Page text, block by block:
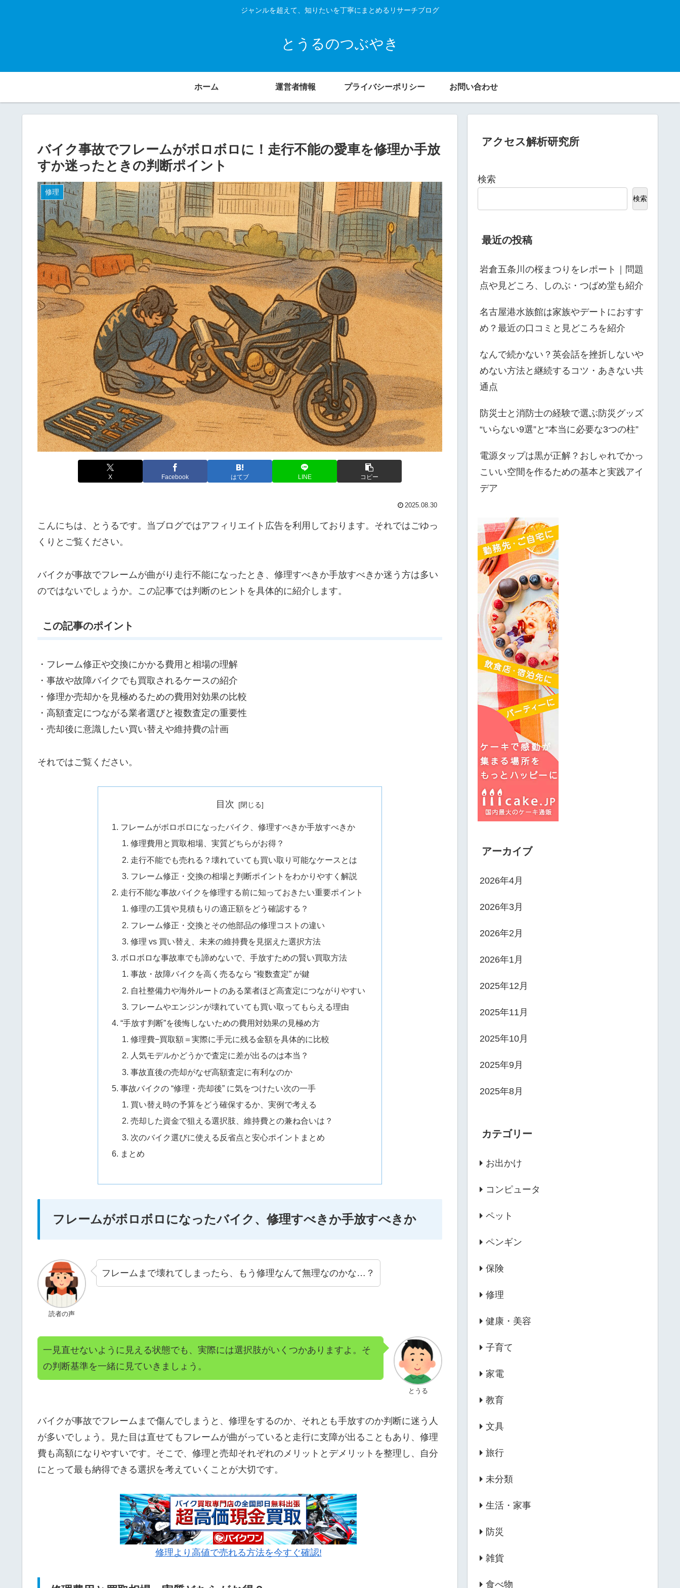
ジャンルを超えて、知りたいを丁寧にまとめるリサーチブログ
とうるのつぶやき
ホーム 運営者情報 プライバシーポリシー お問い合わせ
バイク事故でフレームがボロボロに！走行不能の愛車を修理か手放
すか迷ったときの判断ポイント
修理
X Facebook はてブ LINE コピー
2025.08.30
こんにちは、とうるです。当ブログではアフィリエイト広告を利用しております。それではごゆっ
くりとご覧ください。
バイクが事故でフレームが曲がり走行不能になったとき、修理すべきか手放すべきか迷う方は多い
のではないでしょうか。この記事では判断のヒントを具体的に紹介します。
この記事のポイント
・フレーム修正や交換にかかる費用と相場の理解
・事故や故障バイクでも買取されるケースの紹介
・修理か売却かを見極めるための費用対効果の比較
・高額査定につながる業者選びと複数査定の重要性
・売却後に意識したい買い替えや維持費の計画
それではご覧ください。
目次
フレームがボロボロになったバイク、修理すべきか手放すべきか
修理費用と買取相場、実質どちらがお得？
走行不能でも売れる？壊れていても買い取り可能なケースとは
フレーム修正・交換の相場と判断ポイントをわかりやすく解説
走行不能な事故バイクを修理する前に知っておきたい重要ポイント
修理の工賃や見積もりの適正額をどう確認する？
フレーム修正・交換とその他部品の修理コストの違い
修理 vs 買い替え、未来の維持費を見据えた選択方法
ボロボロな事故車でも諦めないで、手放すための賢い買取方法
事故・故障バイクを高く売るなら “複数査定” が鍵
自社整備力や海外ルートのある業者ほど高査定につながりやすい
フレームやエンジンが壊れていても買い取ってもらえる理由
“手放す判断”を後悔しないための費用対効果の見極め方
修理費−買取額＝実際に手元に残る金額を具体的に比較
人気モデルかどうかで査定に差が出るのは本当？
事故直後の売却がなぜ高額査定に有利なのか
事故バイクの “修理・売却後” に気をつけたい次の一手
買い替え時の予算をどう確保するか、実例で考える
売却した資金で狙える選択肢、維持費との兼ね合いは？
次のバイク選びに使える反省点と安心ポイントまとめ
まとめ
フレームがボロボロになったバイク、修理すべきか手放すべきか
読者の声
フレームまで壊れてしまったら、もう修理なんて無理なのかな…？
とうる
一見直せないように見える状態でも、実際には選択肢がいくつかありますよ。そ
の判断基準を一緒に見ていきましょう。
バイクが事故でフレームまで傷んでしまうと、修理をするのか、それとも手放すのか判断に迷う人
が多いでしょう。見た目は直せてもフレームが曲がっていると走行に支障が出ることもあり、修理
費も高額になりやすいです。そこで、修理と売却それぞれのメリットとデメリットを整理し、自分
にとって最も納得できる選択を考えていくことが大切です。
修理より高値で売れる方法を今すぐ確認!
アクセス解析研究所
検索
検索
最近の投稿
岩倉五条川の桜まつりをレポート｜問題
点や見どころ、しのぶ・つばめ堂も紹介
名古屋港水族館は家族やデートにおすす
め？最近の口コミと見どころを紹介
なんで続かない？英会話を挫折しないや
めない方法と継続するコツ・あきない共
通点
防災士と消防士の経験で選ぶ防災グッズ
“いらない9選”と“本当に必要な3つの柱”
電源タップは黒が正解？おしゃれでかっ
こいい空間を作るための基本と実践アイ
デア
アーカイブ
2026年4月
2026年3月
2026年2月
2026年1月
2025年12月
2025年11月
2025年10月
2025年9月
2025年8月
カテゴリー
お出かけ
コンピュータ
ペット
ペンギン
保険
修理
健康・美容
子育て
家電
教育
文具
旅行
未分類
生活・家事
防災
雑貨
食べ物